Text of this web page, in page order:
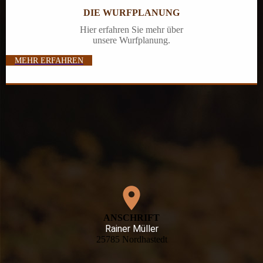
DIE WURFPLANUNG
Hier erfahren Sie mehr über
unsere Wurfplanung.
MEHR ERFAHREN
ANSCHRIFT
Rainer Müller
25785 Nordhastedt